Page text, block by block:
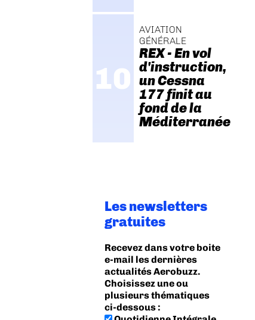
AVIATION
GÉNÉRALE
REX - En vol
d'instruction,
un Cessna
177 finit au
fond de la
Méditerranée
Les newsletters
gratuites
Recevez dans votre boite
e-mail les dernières
actualités Aerobuzz.
Choisissez une ou
plusieurs thématiques
ci-dessous :